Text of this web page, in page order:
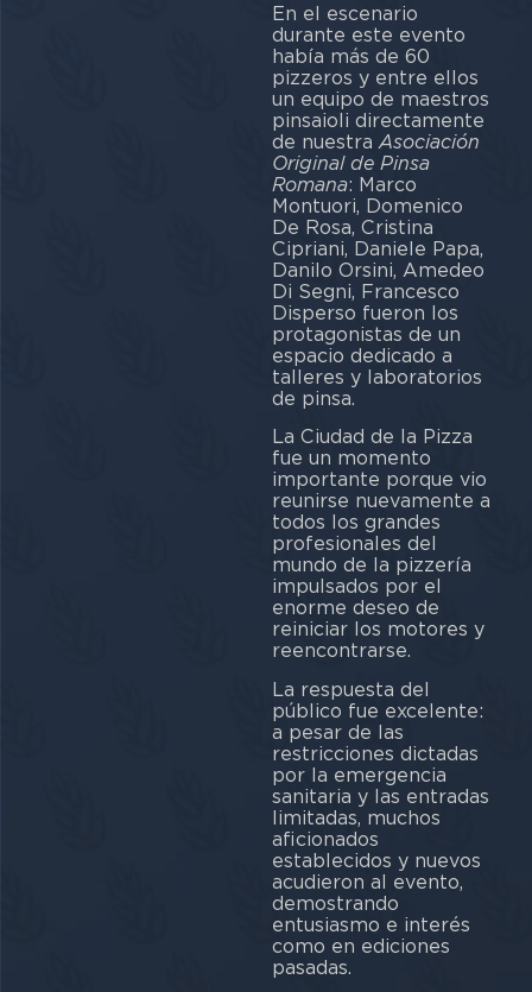
En el escenario
durante este evento
había más de 60
pizzeros y entre ellos
un equipo de maestros
pinsaioli directamente
de nuestra Asociación
Original de Pinsa
Romana: Marco
Montuori, Domenico
De Rosa, Cristina
Cipriani, Daniele Papa,
Danilo Orsini, Amedeo
Di Segni, Francesco
Disperso fueron los
protagonistas de un
espacio dedicado a
talleres y laboratorios
de pinsa.
La Ciudad de la Pizza
fue un momento
importante porque vio
reunirse nuevamente a
todos los grandes
profesionales del
mundo de la pizzería
impulsados por el
enorme deseo de
reiniciar los motores y
reencontrarse.
La respuesta del
público fue excelente:
a pesar de las
restricciones dictadas
por la emergencia
sanitaria y las entradas
limitadas, muchos
aficionados
establecidos y nuevos
acudieron al evento,
demostrando
entusiasmo e interés
como en ediciones
pasadas.